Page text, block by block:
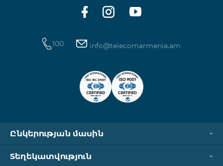
ցանցին միացված լինելու դեպքում։ Wi-Fi-ը և VPN-
ը պետք է անջատված լինեն, հակառակ դեպքում
100 info@telecomarmenia.am
Ընկերության մասին
Տեղեկատվություն